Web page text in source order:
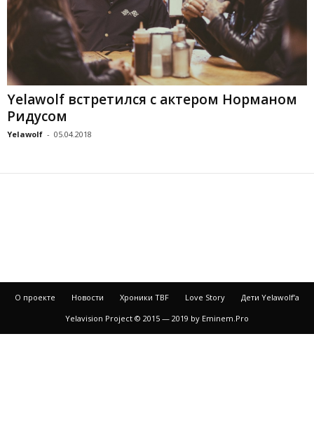
Yelawolf встретился с актером Норманом
Ридусом
Yelawolf - 05.04.2018
О проекте Новости Хроники TBF Love Story
Дети Yelawolf’a
Yelavision Project © 2015 — 2019 by Eminem.Pro